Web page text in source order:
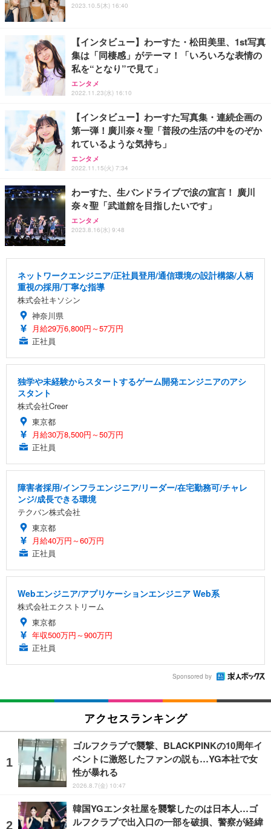
2023.10.5(木) 16:40
【インタビュー】わーすた・松田美里、1st写真
集は「同棲感」がテーマ！「いろいろな表情の
私を“となり”で見て」
エンタメ
2022.11.23(水) 16:10
【インタビュー】わーすた写真集・連続企画の
第一弾！廣川奈々聖「普段の生活の中をのぞか
れているような気持ち」
エンタメ
2022.11.15(火) 7:34
わーすた、生バンドライブで涙の宣言！ 廣川
奈々聖「武道館を目指したいです」
エンタメ
2023.8.16(水) 9:48
ネットワークエンジニア/正社員登用/通信環境の設計構築/人柄
重視の採用/丁寧な指導
株式会社キソシン
神奈川県
月給29万6,800円～57万円
正社員
独学や未経験からスタートするゲーム開発エンジニアのアシ
スタント
株式会社Creer
東京都
月給30万8,500円～50万円
正社員
障害者採用/インフラエンジニア/リーダー/在宅勤務可/チャレ
ンジ/成長できる環境
テクバン株式会社
東京都
月給40万円～60万円
正社員
Webエンジニア/アプリケーションエンジニア Web系
株式会社エクストリーム
東京都
年収500万円～900万円
正社員
Sponsored by
アクセスランキング
ゴルフクラブで襲撃、BLACKPINKの10周年イ
ベントに激怒したファンの説も…YG本社で女
性が暴れる
2026.8.7(金) 10:47
韓国YGエンタ社屋を襲撃したのは日本人…ゴ
ルフクラブで出入口の一部を破損、警察が経緯